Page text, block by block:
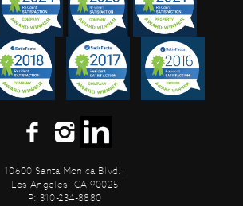
10600 Santa Monica Blvd.,
Los Angeles, CA 90025
P: 310-234-8880